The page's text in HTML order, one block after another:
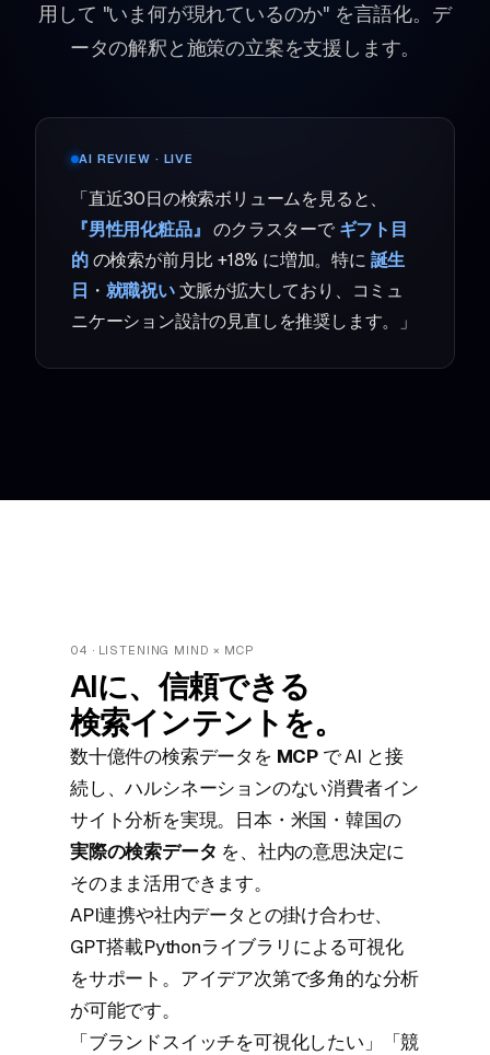
用して "いま何が現れているのか" を言語化。デ
ータの解釈と施策の立案を支援します。
AI REVIEW · LIVE
「直近30日の検索ボリュームを見ると、
『男性用化粧品』 のクラスターで ギフト目
的の検索が前月比 +18% に増加。特に 誕生
日 ・ 就職祝い文脈が拡大しており、コミュ
ニケーション設計の見直しを推奨します。」
04 · LISTENING MIND × MCP
AIに、信頼できる
検索インテントを。
数十億件の検索データを MCP で AI と接
続し、ハルシネーションのない消費者イン
サイト分析を実現。日本・米国・韓国の
実際の検索データ を、社内の意思決定に
そのまま活用できます。
API連携や社内データとの掛け合わせ、
GPT搭載Pythonライブラリによる可視化
をサポート。アイデア次第で多角的な分析
が可能です。
「ブランドスイッチを可視化したい」「競